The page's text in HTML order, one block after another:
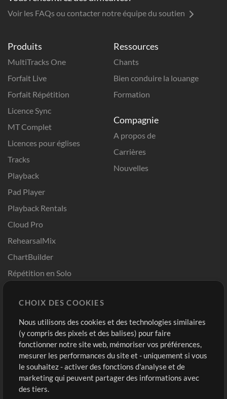
Produits
MultiTracks One
Forfait Live
Forfait Répétition
Licence Sync
MT Complet
Licences pour églises
Tracks
Playback
Pad Player
Playback Rentals
Cloud Pro
RehearsalMix
ChartBuilder
Répétition en Solo
Modèles ProPresenter
Sons
Ressources
Chants
Bien conduire la louange
Formation
Compagnie
A propos de
Carrières
Nouvelles
Boutique
Acheter des crédits
Contenu gratuit
Demander les pistes
Compte
Connexion
S'inscrire
Voir les FAQs ou contacter notre équipe du soutien
CHOIX DES COOKIES
Nous utilisons des cookies et des technologies similaires
(y compris des pixels et des balises) pour faire
fonctionner notre site web, mémoriser vos préférences,
mesurer les performances du site et - uniquement si vous
le souhaitez - activer des fonctions d'analyse et de
marketing qui peuvent partager des informations avec
des tiers.